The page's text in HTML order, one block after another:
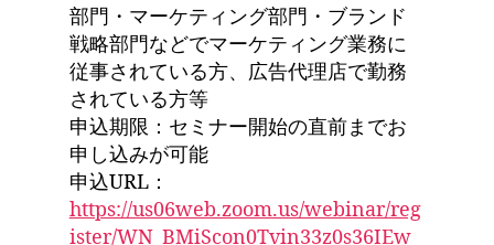
部門・マーケティング部門・ブランド
戦略部門などでマーケティング業務に
従事されている方、広告代理店で勤務
されている方等
申込期限：セミナー開始の直前までお
申し込みが可能
申込URL：
https://us06web.zoom.us/webinar/reg
ister/WN_BMiScon0Tvin33z0s36IEw